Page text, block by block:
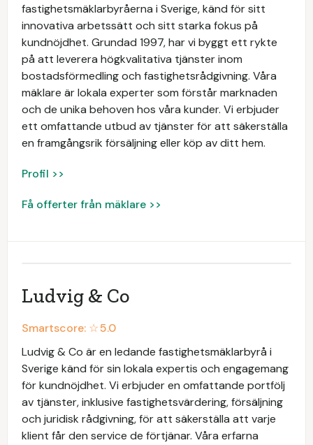
fastighetsmäklarbyråerna i Sverige, känd för sitt
innovativa arbetssätt och sitt starka fokus på
kundnöjdhet. Grundad 1997, har vi byggt ett rykte
på att leverera högkvalitativa tjänster inom
bostadsförmedling och fastighetsrådgivning. Våra
mäklare är lokala experter som förstår marknaden
och de unika behoven hos våra kunder. Vi erbjuder
ett omfattande utbud av tjänster för att säkerställa
en framgångsrik försäljning eller köp av ditt hem.
Profil >>
Få offerter från mäklare >>
Ludvig & Co
Smartscore: ☆5.0
Ludvig & Co är en ledande fastighetsmäklarbyrå i
Sverige känd för sin lokala expertis och engagemang
för kundnöjdhet. Vi erbjuder en omfattande portfölj
av tjänster, inklusive fastighetsvärdering, försäljning
och juridisk rådgivning, för att säkerställa att varje
klient får den service de förtjänar. Våra erfarna